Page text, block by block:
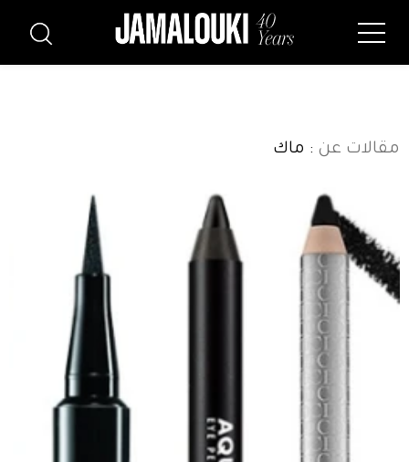
مقالات عن : ماك